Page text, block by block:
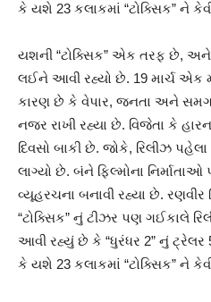
કે યશે 23 કલાકમાં “ટોક્સિક” ને
યશની “ટોક્સિક” એક તરફ છે, અને
લઈને આવી રહ્યો છે. 19 માર્ચ એક
કારણ છે કે વેપાર, જનતા અને
નજર રાખી રહ્યા છે. વિજેતા કે
દિવસો બાકી છે. જોકે, રિલીઝ
લાગ્યો છે. બંને ફિલ્મોના નિર્માતાઓ
વ્યૂહરચના બનાવી રહ્યા છે. રણવીર
“ટોક્સિક” નું ટીઝર પણ ગઈકાલે
આવી રહ્યું છે કે “ધુરંધર 2” નું ટ્રેલર
કે યશે 23 કલાકમાં “ટોક્સિક” ને